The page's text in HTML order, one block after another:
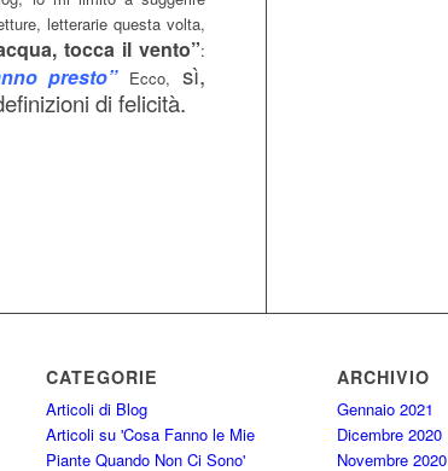
letterarie questa volta,
tocca il vento”:
presto” Ecco, sì,
di felicità.
CATEGORIE
Articoli di Blog
Articoli su 'Cosa Fanno le Mie
Piante Quando Non Ci Sono'
ARCHIVIO
Gennaio 2021
Dicembre 2020
Novembre 2020